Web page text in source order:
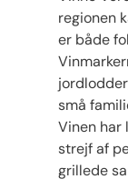
regionen
er både
små
Vinen har
strejf af
grillede